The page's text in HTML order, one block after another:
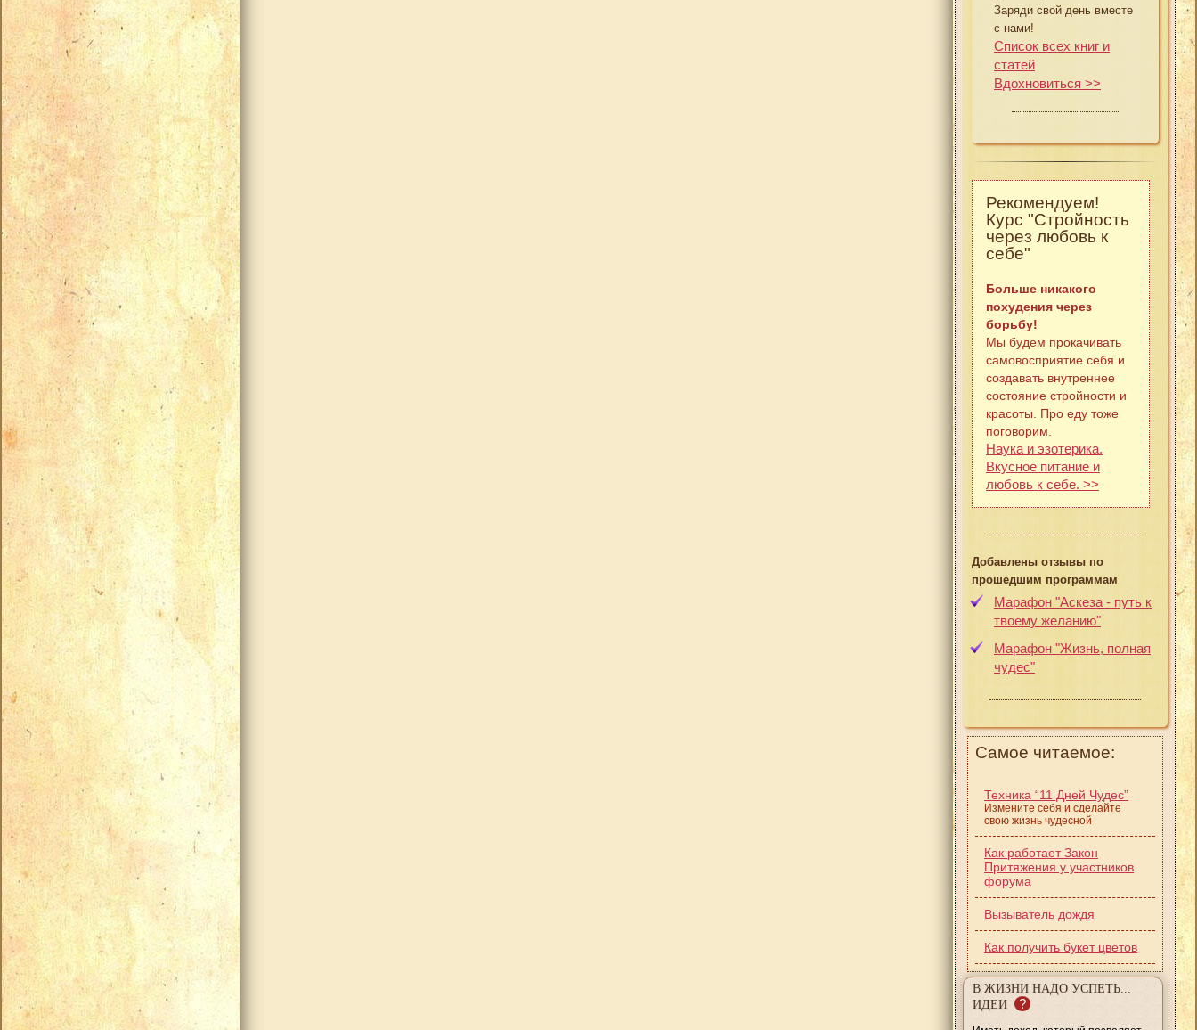
Заряди свой день вместе
с нами!
Список всех книг и
статей
Вдохновиться >>
Рекомендуем!
Курс "Стройность
через любовь к
себе"
Больше никакого
похудения через
борьбу!
Мы будем прокачивать
самовосприятие себя и
создавать внутреннее
состояние стройности и
красоты. Про еду тоже
поговорим.
Наука и эзотерика.
Вкусное питание и
любовь к себе. >>
Добавлены отзывы по
прошедшим программам
Марафон "Аскеза - путь к
твоему желанию"
Марафон "Жизнь, полная
чудес"
Самое читаемое:
Техника “11 Дней Чудес”
Измените себя и сделайте
свою жизнь чудесной
Как работает Закон
Притяжения у участников
форума
Вызыватель дождя
Как получить букет цветов
В ЖИЗНИ НАДО УСПЕТЬ...
ИДЕИ
?